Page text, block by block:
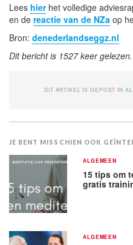
Lees hierhet volledige
en de reactie van de NZa op
Bron: denederlandseggz.nl
Dit bericht is 1527 keer gelezen.
DIT ARTIKEL IS GEPOST IN
JE BENT MISSCHIEN OOK
ALGEMEEN
15 tips om
gratis
ALGEMEEN